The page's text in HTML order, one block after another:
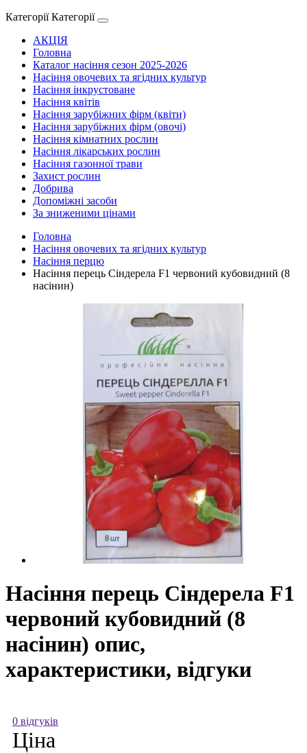
Категорії Категорії
АКЦІЯ
Головна
Каталог насіння сезон 2025-2026
Насіння овочевих та ягідних культур
Насіння інкрустоване
Насіння квітів
Насіння зарубіжних фірм (квіти)
Насіння зарубіжних фірм (овочі)
Насіння кімнатних рослин
Насіння лікарських рослин
Насіння газонної трави
Захист рослин
Добрива
Допоміжні засоби
За зниженими цінами
Головна
Насіння овочевих та ягідних культур
Насіння перцю
Насіння перець Сіндерела F1 червоний кубовидний (8
насінин)
Насіння перець Сіндерела F1
червоний кубовидний (8
насінин) опис,
характеристики, відгуки
0 відгуків
Ціна